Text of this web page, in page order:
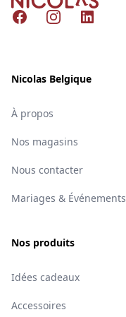
FacebookInstagramLinkedIn
Nicolas Belgique
À propos
Nos magasins
Nous contacter
Mariages & Événements
Nos produits
Idées cadeaux
Accessoires